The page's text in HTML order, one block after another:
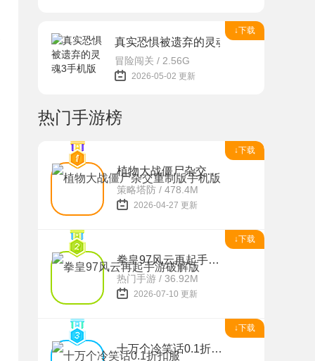
↓下载
真实恐惧被遗弃的灵魂3手机版
冒险闯关 / 2.56G
2026-05-02 更新
热门手游榜
↓下载
植物大战僵尸杂交重制版手机版
策略塔防 / 478.4M
2026-04-27 更新
↓下载
拳皇97风云再起手游破解版
热门手游 / 36.92M
2026-07-10 更新
↓下载
十万个冷笑话0.1折扣服